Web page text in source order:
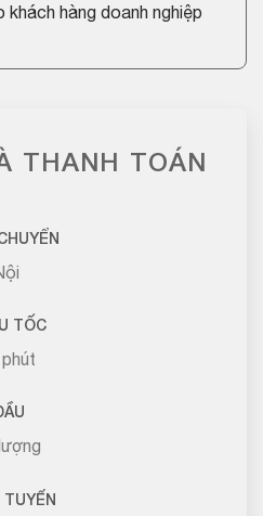
khách hàng doanh nghiệp
THANH TOÁN
TỐC